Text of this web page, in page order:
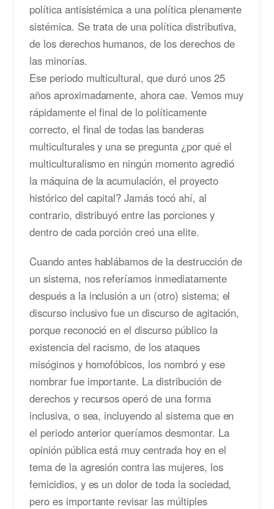
política antisistémica a una política plenamente
sistémica. Se trata de una política distributiva,
de los derechos humanos, de los derechos de
las minorías.
Ese periodo multicultural, que duró unos 25
años aproximadamente, ahora cae. Vemos muy
rápidamente el final de lo políticamente
correcto, el final de todas las banderas
multiculturales y una se pregunta ¿por qué el
multiculturalismo en ningún momento agredió
la máquina de la acumulación, el proyecto
histórico del capital? Jamás tocó ahí, al
contrario, distribuyó entre las porciones y
dentro de cada porción creó una elite.
Cuando antes hablábamos de la destrucción de
un sistema, nos referíamos inmediatamente
después a la inclusión a un (otro) sistema; el
discurso inclusivo fue un discurso de agitación,
porque reconoció en el discurso público la
existencia del racismo, de los ataques
misóginos y homofóbicos, los nombró y ese
nombrar fue importante. La distribución de
derechos y recursos operó de una forma
inclusiva, o sea, incluyendo al sistema que en
el periodo anterior queríamos desmontar. La
opinión pública está muy centrada hoy en el
tema de la agresión contra las mujeres, los
femicidios, y es un dolor de toda la sociedad,
pero es importante revisar las múltiples